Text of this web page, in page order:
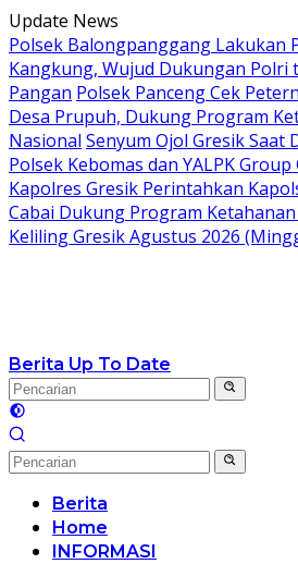
Langsung
ke
konten
Update News
Polsek Balongpanggang Lakukan
Kangkung, Wujud Dukungan Polri
Pangan Polsek Panceng Cek
Desa Prupuh, Dukung Program
Nasional Senyum Ojol Gresik Saat
Polsek Kebomas dan YALPK
Kapolres Gresik Perintahkan
Cabai Dukung Program
Keliling Gresik Agustus 2026
Berita Up To Date
Berita
Home
INFORMASI